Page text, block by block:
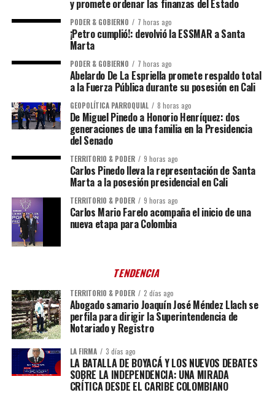
y promete ordenar las finanzas del Estado
PODER & GOBIERNO 7 horas ago
¡Petro cumplió!: devolvió la ESSMAR a Santa
Marta
PODER & GOBIERNO 7 horas ago
Abelardo De La Espriella promete respaldo total
a la Fuerza Pública durante su posesión en Cali
GEOPOLÍTICA PARROQUIAL 8 horas ago
De Miguel Pinedo a Honorio Henríquez: dos
generaciones de una familia en la Presidencia
del Senado
TERRITORIO & PODER 9 horas ago
Carlos Pinedo lleva la representación de Santa
Marta a la posesión presidencial en Cali
TERRITORIO & PODER 9 horas ago
Carlos Mario Farelo acompaña el inicio de una
nueva etapa para Colombia
TENDENCIA
TERRITORIO & PODER 2 días ago
Abogado samario Joaquín José Méndez Llach se
perfila para dirigir la Superintendencia de
Notariado y Registro
LA FIRMA 3 días ago
LA BATALLA DE BOYACÁ Y LOS NUEVOS DEBATES
SOBRE LA INDEPENDENCIA: UNA MIRADA
CRÍTICA DESDE EL CARIBE COLOMBIANO